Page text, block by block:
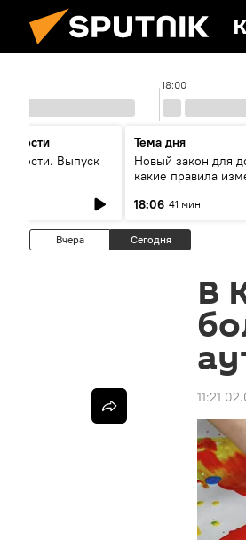
18:00
Выпуск
Тема дня
Новый закон для
какие правила
18:06 41 мин
Вчера Сегодня
В
11:21